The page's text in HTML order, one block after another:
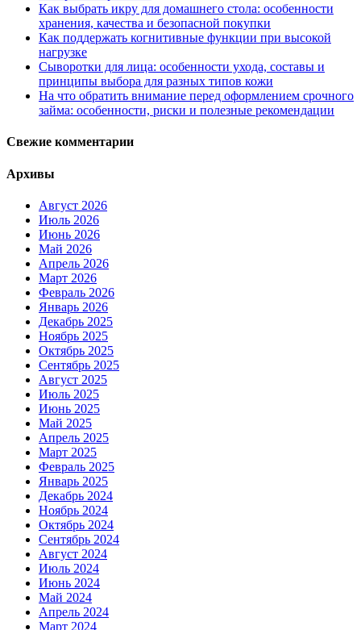
Как выбрать икру для домашнего стола: особенности
хранения, качества и безопасной покупки
Как поддержать когнитивные функции при высокой
нагрузке
Сыворотки для лица: особенности ухода, составы и
принципы выбора для разных типов кожи
На что обратить внимание перед оформлением срочного
займа: особенности, риски и полезные рекомендации
Свежие комментарии
Архивы
Август 2026
Июль 2026
Июнь 2026
Май 2026
Апрель 2026
Март 2026
Февраль 2026
Январь 2026
Декабрь 2025
Ноябрь 2025
Октябрь 2025
Сентябрь 2025
Август 2025
Июль 2025
Июнь 2025
Май 2025
Апрель 2025
Март 2025
Февраль 2025
Январь 2025
Декабрь 2024
Ноябрь 2024
Октябрь 2024
Сентябрь 2024
Август 2024
Июль 2024
Июнь 2024
Май 2024
Апрель 2024
Март 2024